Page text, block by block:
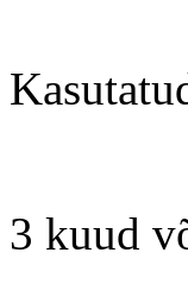
3 kuud